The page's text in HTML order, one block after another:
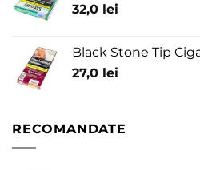
32,0 lei
Black Stone Tip
27,0 lei
RECOMANDATE